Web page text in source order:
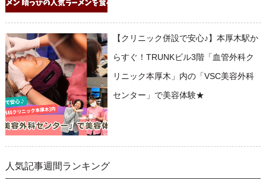
【クリニック併設で安心♪】本厚木駅か
らすぐ！TRUNKビル3階「血管外科ク
リニック本厚木」内の「VSC美容外科
センター」で美容体験★
人気記事週間ランキング